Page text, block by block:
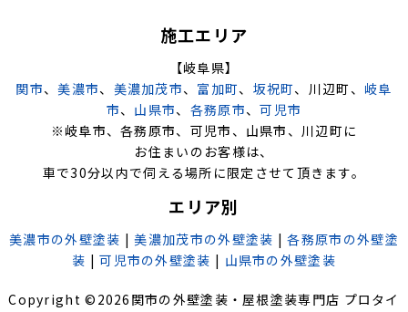
施工エリア
【岐阜県】
関市、美濃市、 美濃加茂市、 富加町、 坂祝町、川辺町、 岐阜
市、 山県市、 各務原市、可児市
※岐阜市、各務原市、可児市、山県市、川辺町に
お住まいのお客様は、
車で30分以内で伺える場所に限定させて頂きます。
エリア別
美濃市の外壁塗装 |美濃加茂市の外壁塗装 |各務原市の外壁塗
装 |可児市の外壁塗装 | 山県市の外壁塗装
Copyright © 2026 関市の外壁塗装・屋根塗装専門店 プロタイ